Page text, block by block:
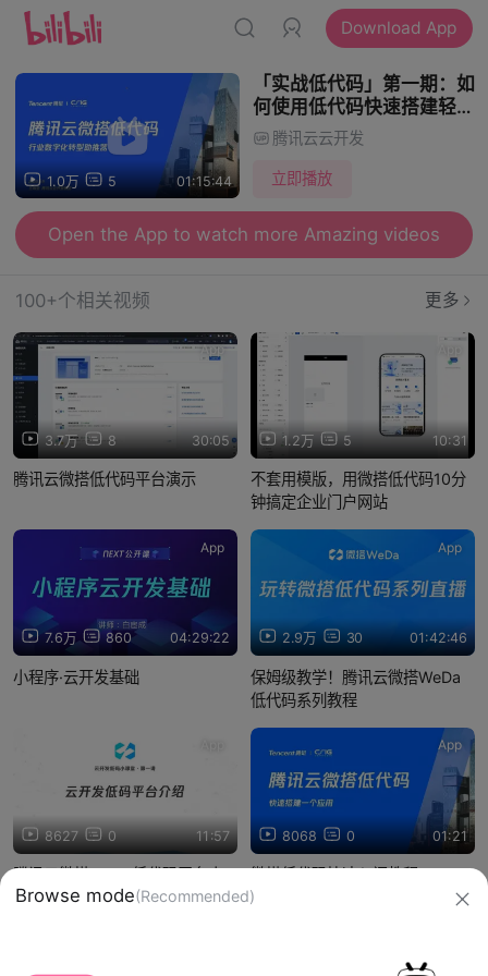
Download App
1.0万 5 01:15:44
「实战低代码」第一期：如
何使用低代码快速搭建轻应
用？腾讯云云开发
立即播放
Open the App to watch more Amazing videos
100+个相关视频 更多
3.7万 8 30:05
App
腾讯云微搭低代码平台演示
1.2万 5 10:31
不套用模版，用微搭低代码10分
钟搞定企业门户网站
7.6万 860 04:29:22
App
小程序·云开发基础
2.9万 30 01:42:46
App
保姆级教学！腾讯云微搭WeDa
低代码系列教程
8627 0 11:57
腾讯云微搭WeDa低代码平台小
课堂（原云开发低码LowCode平
8068 0 01:21
App
微搭低代码快速入门教程
Browse mode(Recommended)